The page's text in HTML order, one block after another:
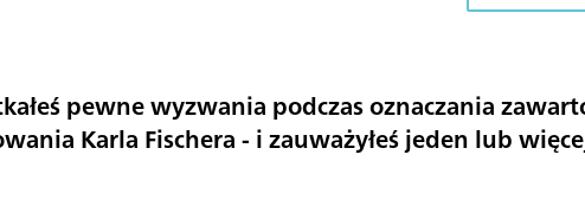
pewne wyzwania podczas oznaczania
Karla Fischera - i zauważyłeś jeden lub